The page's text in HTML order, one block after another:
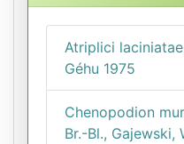
Atriplici
Géhu 1975
Chenopodion
Br.-Bl., Gajewski,